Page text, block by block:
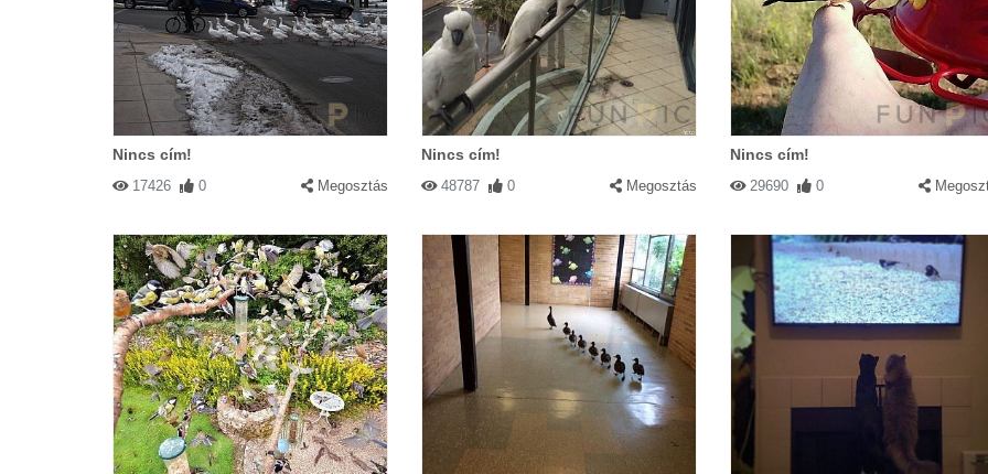
Nincs cím!
17426 0 Megosztás
Nincs cím!
48787 0 Megosztás
Nincs cím!
29690 0